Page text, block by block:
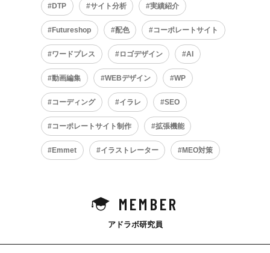
DTP サイト分析 実績紹介
Futureshop 配色 コーポレートサイト
ワードプレス ロゴデザイン AI
動画編集 WEBデザイン WP
コーディング イラレ SEO
コーポレートサイト制作 拡張機能
Emmet イラストレーター MEO対策
MEMBER
アドラボ研究員